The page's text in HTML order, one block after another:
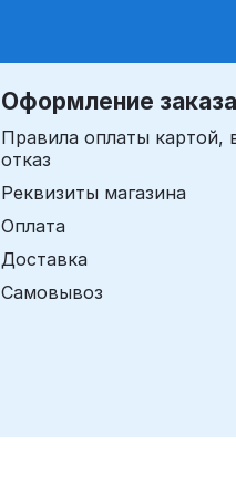
Оформление заказа
Правила оплаты картой,
отказ
Реквизиты магазина
Оплата
Доставка
Самовывоз